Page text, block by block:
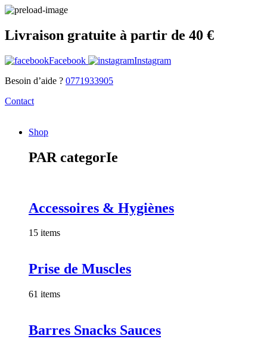
Livraison gratuite à partir de 40 €
Facebook
Instagram
Besoin d’aide ? 0771933905
Contact
Shop
PAR categorIe
Accessoires & Hygiènes
15 items
Prise de Muscles
61 items
Barres Snacks Sauces